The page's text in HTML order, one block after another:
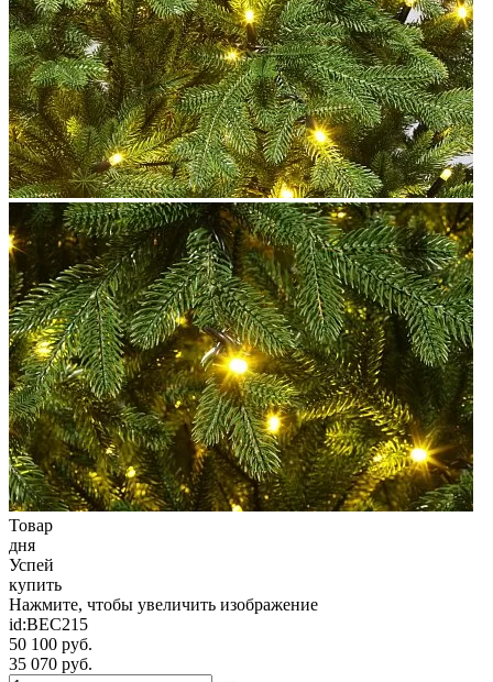
Товар
дня
Успей
купить
Нажмите, чтобы увеличить изображение
id:ВЕС215
50 100 руб.
35 070 руб.